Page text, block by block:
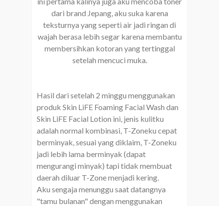
dari brand Jepang, aku suka karena
teksturnya yang seperti air jadi ringan di
wajah berasa lebih segar karena membantu
membersihkan kotoran yang tertinggal
setelah mencuci muka.
Hasil dari setelah 2 minggu menggunakan
produk Skin LiFE Foaming Facial Wash dan
Skin LiFE Facial Lotion ini, jenis kulitku
adalah normal kombinasi, T-Zoneku cepat
berminyak, sesuai yang diklaim, T-Zoneku
jadi lebih lama berminyak (dapat
mengurangi minyak) tapi tidak membuat
daerah diluar T-Zone menjadi kering.
Aku sengaja menunggu saat datangnya
"tamu bulanan" dengan menggunakan